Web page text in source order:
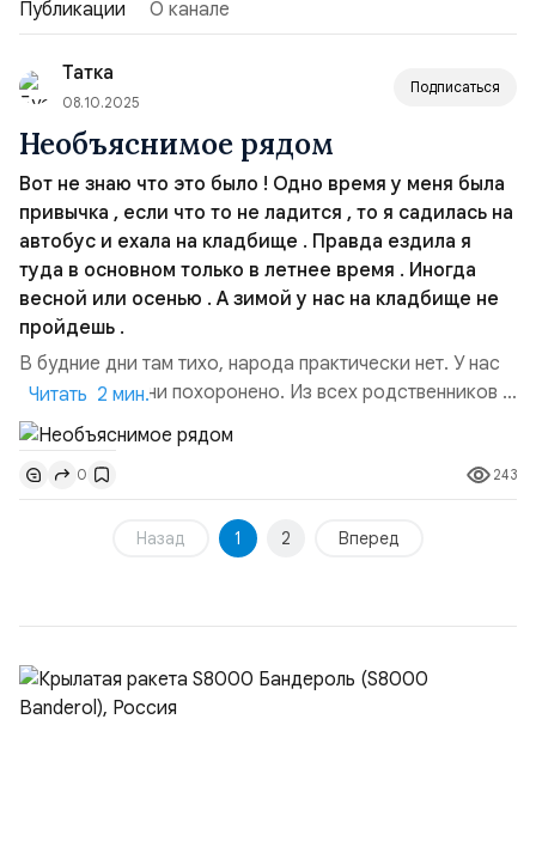
Публикации
О канале
Татка
08.10.2025
Подписаться
Необъяснимое рядом
Вот не знаю что это было ! Одно время у меня была
привычка , если что то не ладится , то я садилась на
автобус и ехала на кладбище . Правда ездила я
туда в основном только в летнее время . Иногда
весной или осенью . А зимой у нас на кладбище не
пройдешь .
В будние дни там тихо, народа практически нет. У нас
там много родни похоронено. Из всех родственников я
чаще всего приходила на могилу своей тётушки. При
жизни она была женщиной мудрой и рассудительной. Я
садилась на лавочку возле её могилы и начинала
рассказывать ей обо всех своих проблемах. Пока
рассказывала, постепенно успокаивалась. В гол...
Читать 2 мин.
0 243
Назад 1 2 Вперед